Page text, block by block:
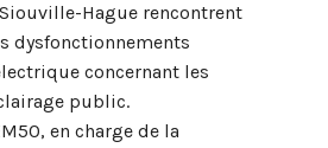
Hague rencontrent
dysfonctionnements
concernant les
public.
en charge de la